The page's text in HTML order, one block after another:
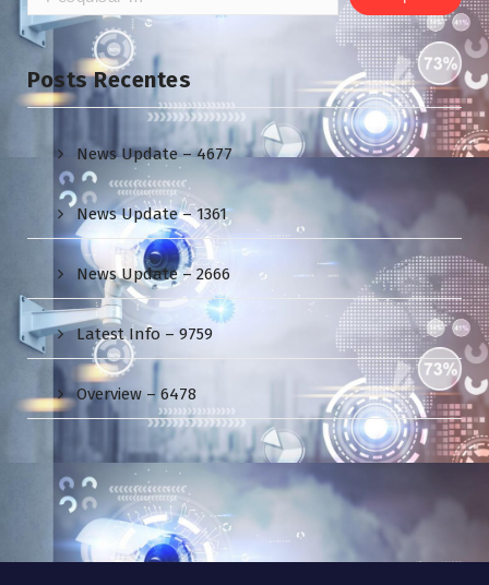
por:
Posts Recentes
News Update – 4677
News Update – 1361
News Update – 2666
Latest Info – 9759
Overview – 6478